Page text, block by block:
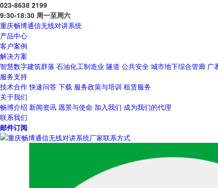
023-8638 2199
9:30-18:30 周一至周六
重庆畅博通信无线对讲系统
产品中心
客户案例
解决方案
智慧数字建筑群落 石油化工制造业 隧道 公共安全 城市地下综合管廊 广
服务支持
技术合作 快速问答 下载 服务政策与培训 租赁服务
关于我们
畅博介绍 新闻资讯 愿景与使命 加入我们 成为我们的代理
联系我们
邮件订阅